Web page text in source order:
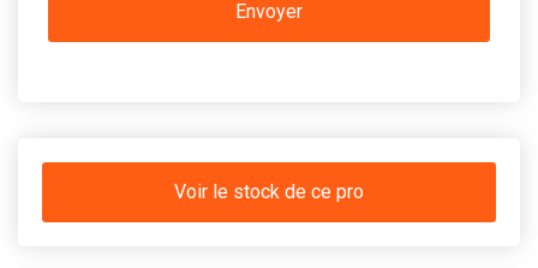
Voir le stock de ce pro